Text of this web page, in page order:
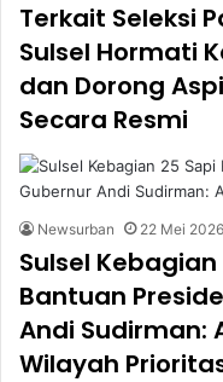
Terkait Seleksi
Sulsel Hormati
dan Dorong
Secara Resmi
Newsurban 22 Mei 2026
Sulsel
Bantuan
Andi Sudirman:
Wilayah